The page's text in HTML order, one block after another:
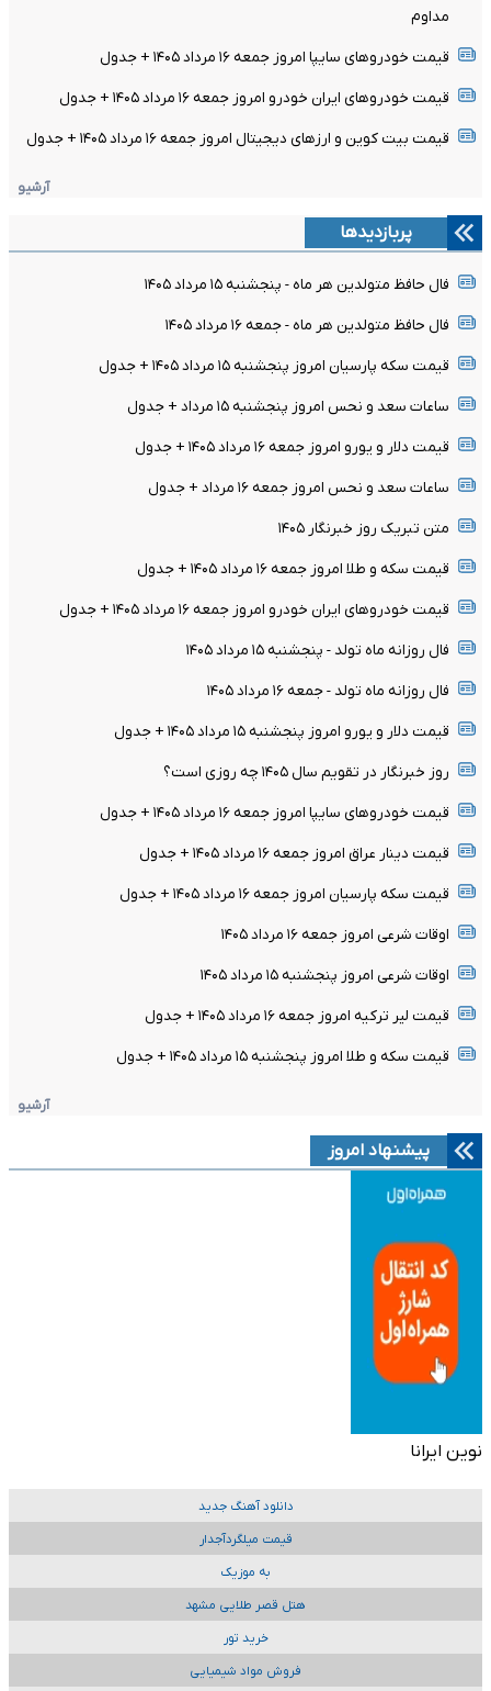
مداوم
قیمت خودرو‌های سایپا امروز جمعه ۱۶ مرداد ۱۴۰۵ + جدول
قیمت خودرو‌های ایران خودرو امروز جمعه ۱۶ مرداد ۱۴۰۵ + جدول
قیمت بیت کوین و ارز‌های دیجیتال امروز جمعه ۱۶ مرداد ۱۴۰۵ + جدول
آرشیو
پربازدیدها
فال حافظ متولدین هر ماه - پنجشنبه ۱۵ مرداد ۱۴۰۵
فال حافظ متولدین هر ماه - جمعه ۱۶ مرداد ۱۴۰۵
قیمت سکه پارسیان امروز پنجشنبه ۱۵ مرداد ۱۴۰۵ + جدول
ساعات سعد و نحس امروز پنجشنبه ۱۵ مرداد + جدول
قیمت دلار و یورو امروز جمعه ۱۶ مرداد ۱۴۰۵ + جدول
ساعات سعد و نحس امروز جمعه ۱۶ مرداد + جدول
متن تبریک روز خبرنگار ۱۴۰۵
قیمت سکه و طلا امروز جمعه ۱۶ مرداد ۱۴۰۵ + جدول
قیمت خودرو‌های ایران خودرو امروز جمعه ۱۶ مرداد ۱۴۰۵ + جدول
فال روزانه ماه تولد - پنجشنبه ۱۵ مرداد ۱۴۰۵
فال روزانه ماه تولد - جمعه ۱۶ مرداد ۱۴۰۵
قیمت دلار و یورو امروز پنجشنبه ۱۵ مرداد ۱۴۰۵ + جدول
روز خبرنگار در تقویم سال ۱۴۰۵ چه روزی است؟
قیمت خودرو‌های سایپا امروز جمعه ۱۶ مرداد ۱۴۰۵ + جدول
قیمت دینار عراق امروز جمعه ۱۶ مرداد ۱۴۰۵ + جدول
قیمت سکه پارسیان امروز جمعه ۱۶ مرداد ۱۴۰۵ + جدول
اوقات شرعی امروز جمعه ۱۶ مرداد ۱۴۰۵
اوقات شرعی امروز پنجشنبه ۱۵ مرداد ۱۴۰۵
قیمت لیر ترکیه امروز جمعه ۱۶ مرداد ۱۴۰۵ + جدول
قیمت سکه و طلا امروز پنجشنبه ۱۵ مرداد ۱۴۰۵ + جدول
آرشیو
پیشنهاد امروز
نوین ایرانا
دانلود آهنگ جدید
قیمت میلگردآجدار
به موزیک
هتل قصر طلایی مشهد
خرید تور
فروش مواد شیمیایی